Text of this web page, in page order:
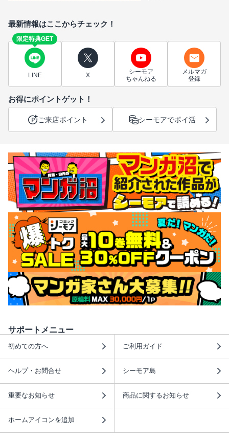
最新情報はここからチェック！
限定特典GET
LINE X
シーモア
ちゃんねる
メルマガ
登録
お得にポイントゲット！
ご来店ポイント シーモアでポイ活
サポートメニュー
初めての方へ ご利用ガイド
ヘルプ・お問合せ シーモア島
重要なお知らせ 商品に関するお知らせ
ホームアイコンを追加